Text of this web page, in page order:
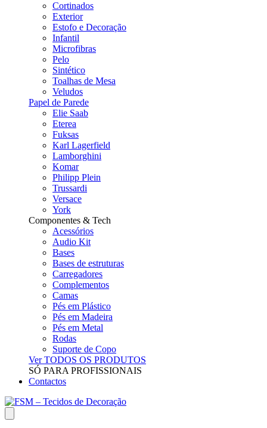
Cortinados
Exterior
Estofo e Decoração
Infantil
Microfibras
Pelo
Sintético
Toalhas de Mesa
Veludos
Papel de Parede
Elie Saab
Eterea
Fuksas
Karl Lagerfield
Lamborghini
Komar
Philipp Plein
Trussardi
Versace
York
Componentes & Tech
Acessórios
Audio Kit
Bases
Bases de estruturas
Carregadores
Complementos
Camas
Pés em Plástico
Pés em Madeira
Pés em Metal
Rodas
Suporte de Copo
Ver TODOS OS PRODUTOS
SÓ PARA PROFISSIONAIS
Contactos